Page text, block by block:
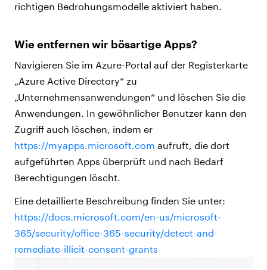
richtigen Bedrohungsmodelle aktiviert haben.
Wie entfernen wir bösartige Apps?
Navigieren Sie im Azure-Portal auf der Registerkarte
„Azure Active Directory“ zu
„Unternehmensanwendungen“ und löschen Sie die
Anwendungen. In gewöhnlicher Benutzer kann den
Zugriff auch löschen, indem er
https://myapps.microsoft.com aufruft, die dort
aufgeführten Apps überprüft und nach Bedarf
Berechtigungen löscht.
Eine detaillierte Beschreibung finden Sie unter:
https://docs.microsoft.com/en-us/microsoft-
365/security/office-365-security/detect-and-
remediate-illicit-consent-grants